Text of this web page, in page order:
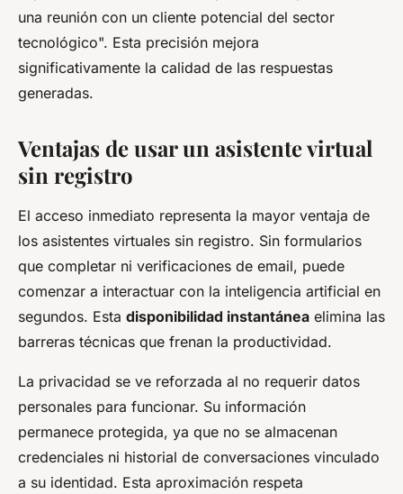
una reunión con un cliente potencial del sector
tecnológico". Esta precisión mejora
significativamente la calidad de las respuestas
generadas.
Ventajas de usar un asistente virtual
sin registro
El acceso inmediato representa la mayor ventaja de
los asistentes virtuales sin registro. Sin formularios
que completar ni verificaciones de email, puede
comenzar a interactuar con la inteligencia artificial en
segundos. Esta disponibilidad instantánea elimina las
barreras técnicas que frenan la productividad.
La privacidad se ve reforzada al no requerir datos
personales para funcionar. Su información
permanece protegida, ya que no se almacenan
credenciales ni historial de conversaciones vinculado
a su identidad. Esta aproximación respeta